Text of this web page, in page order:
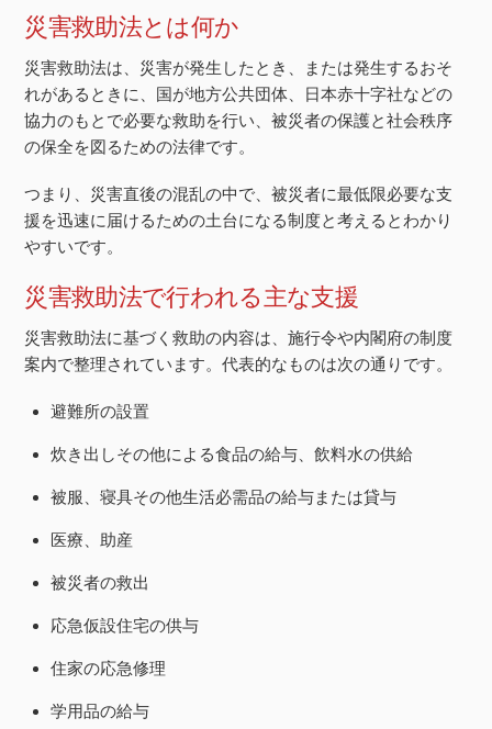
災害救助法とは何か
災害救助法は、災害が発生したとき、または発生するおそ
れがあるときに、国が地方公共団体、日本赤十字社などの
協力のもとで必要な救助を行い、被災者の保護と社会秩序
の保全を図るための法律です。
つまり、災害直後の混乱の中で、被災者に最低限必要な支
援を迅速に届けるための土台になる制度と考えるとわかり
やすいです。
災害救助法で行われる主な支援
災害救助法に基づく救助の内容は、施行令や内閣府の制度
案内で整理されています。代表的なものは次の通りです。
避難所の設置
炊き出しその他による食品の給与、飲料水の供給
被服、寝具その他生活必需品の給与または貸与
医療、助産
被災者の救出
応急仮設住宅の供与
住家の応急修理
学用品の給与